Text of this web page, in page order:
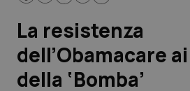
Lavoro e Professioni
Scienza e Farmaci
La resistenza
dell’Obamacare
della ‘Bomba’